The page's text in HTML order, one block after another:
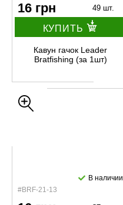
16 грн 49 шт.
КУПИТЬ
Кавун гачок Leader
Bratfishing (за 1шт)
#BRF-21-13
В наличии